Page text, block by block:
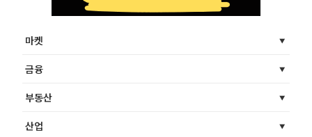
마켓
금융
부동산
산업